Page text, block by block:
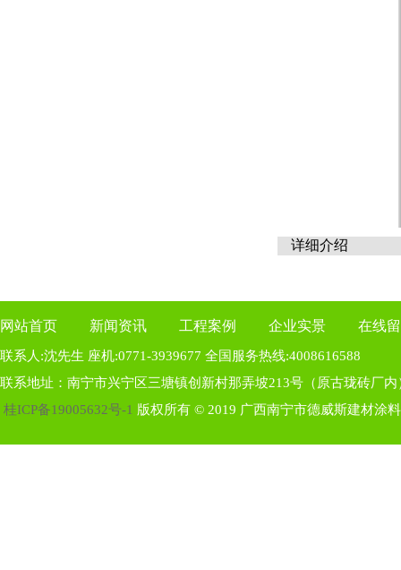
详细介绍
网站首页 新闻资讯 工程案例 企业实景 在线
联系人:沈先生 座机:0771-3939677 全国服务热线:4008616588
联系地址：南宁市兴宁区三塘镇创新村那弄坡213号（原古珑砖厂内
桂ICP备19005632号-1 版权所有 © 2019 广西南宁市德威斯建材涂